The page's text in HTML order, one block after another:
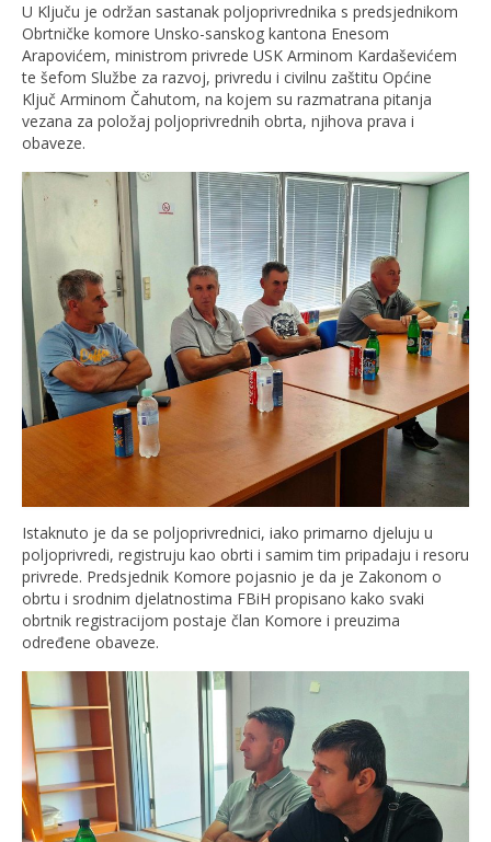
U Ključu je održan sastanak poljoprivrednika s predsjednikom
Obrtničke komore Unsko-sanskog kantona Enesom
Arapovićem, ministrom privrede USK Arminom Kardaševićem
te šefom Službe za razvoj, privredu i civilnu zaštitu Općine
Ključ Arminom Čahutom, na kojem su razmatrana pitanja
vezana za položaj poljoprivrednih obrta, njihova prava i
obaveze.
Istaknuto je da se poljoprivrednici, iako primarno djeluju u
poljoprivredi, registruju kao obrti i samim tim pripadaju i resoru
privrede. Predsjednik Komore pojasnio je da je Zakonom o
obrtu i srodnim djelatnostima FBiH propisano kako svaki
obrtnik registracijom postaje član Komore i preuzima
određene obaveze.